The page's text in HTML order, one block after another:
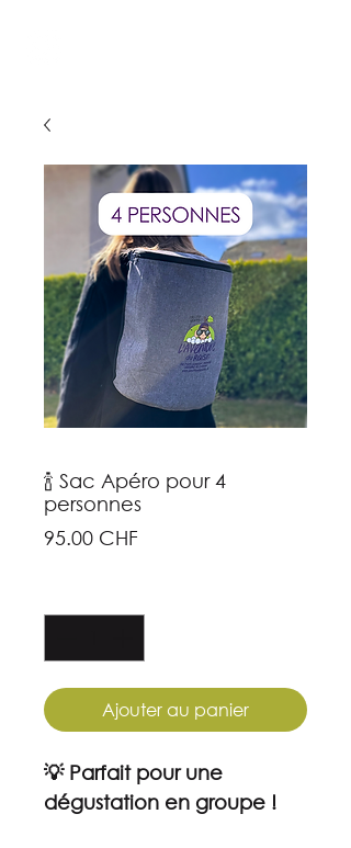
🍾 Sac Apéro pour 4
personnes
95.00 CHF
Ajouter au panier
💡 Parfait pour une
dégustation en groupe !